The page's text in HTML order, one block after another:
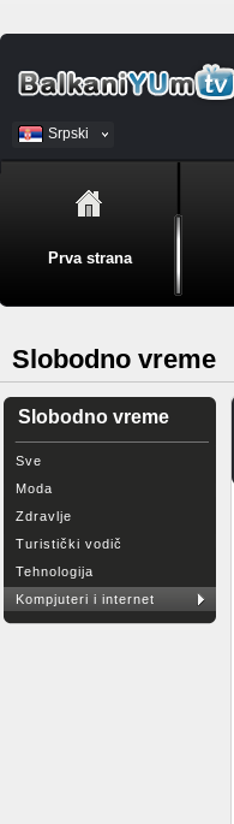
Srpski
BiH
Prva strana
Slobodno vreme
Slobodno vreme
Sve
Moda
Zdravlje
Turistički vodič
Tehnologija
Kompjuteri i internet